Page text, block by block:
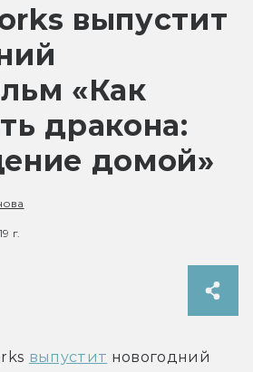
выпустит
«Как
дракона:
домой»
г.
выпустит новогодний